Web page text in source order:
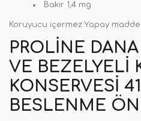
Bakır 1,4 mg
Koruyucu içermez.Yapay
PROLINE
VE BEZELYELI
KONSERVESI
BESLENME